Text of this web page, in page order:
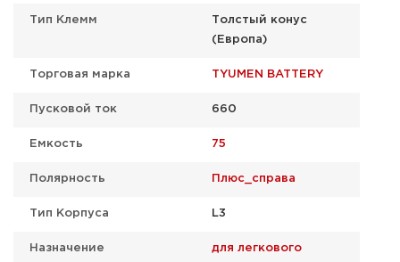
Тип Клемм
Толстый конус
(Европа)
Торговая марка TYUMEN BATTERY
Пусковой ток 660
Емкость 75
Полярность Плюс_справа
Тип Корпуса L3
Назначение
для легкового